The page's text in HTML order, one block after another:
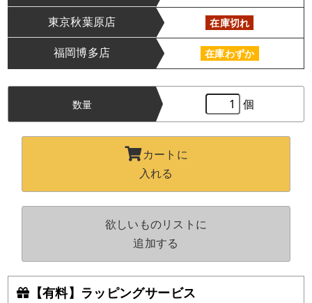
東京秋葉原店 在庫切れ
福岡博多店 在庫わずか
【有料】ラッピングサービス
数量 個
カートに
入れる
欲しいものリストに
追加する